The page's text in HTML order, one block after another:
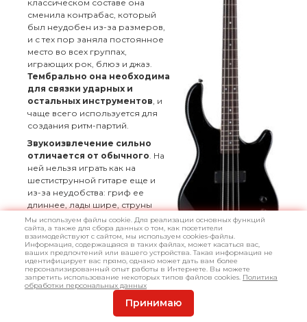
классическом составе она
сменила контрабас, который
был неудобен из-за размеров,
и с тех пор заняла постоянное
место во всех группах,
играющих рок, блюз и джаз.
Тембрально она необходима
для связки ударных и
остальных инструментов, и
чаще всего используется для
создания ритм-партий.
Звукоизвлечение сильно
отличается от обычного. На
ней нельзя играть как на
шестиструнной гитаре еще и
из-за неудобства: гриф ее
длиннее, лады шире, струны
намного толще. Чаще всего на
бас-гитаре 4 струны, однако,
бывают и другие варианты;
существуют безладовые
модификации. Играют на такой гитаре и пальцами, и
медиатором, а строят на октаву ниже обычной гитары, и
все ноты записывают в басовом ключе.
бас-гитарыобычно считали
Мы используем файлы cookie. Для реализации основных функций
сайта, а также для сбора данных о том, как посетители
взаимодействуют с сайтом, мы используем cookies-файлы.
Информация, содержащаяся в таких файлах, может касаться вас,
ваших предпочтений или вашего устройства. Такая информация не
идентифицирует вас прямо, однако может дать вам более
персонализированный опыт работы в Интернете. Вы можете
запретить использование некоторых типов файлов cookies. Политика
обработки персональных данных
Принимаю